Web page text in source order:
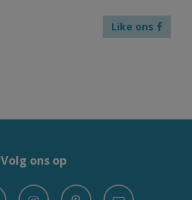
Like ons
Volg ons op